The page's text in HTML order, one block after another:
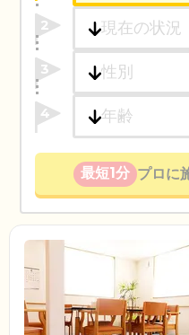
2
3
4
最短1分 プロに